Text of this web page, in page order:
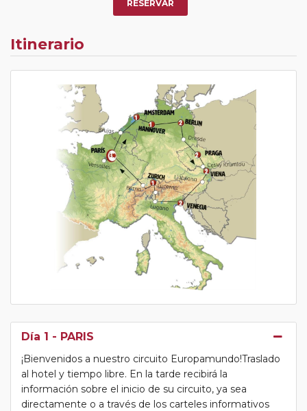
este circuito, en cualquier época del
año, ofrece a los pasajeros que ya hayan viajado con
nosotros en los últimos 3 años y que pertenezcan a
nuestro Club de Pasajeros (cuya obtención se realiza
o los que estén en luna de miel contarán con un
descuento del 5%.
RESERVAR
Itinerario
Día 1 - PARIS
¡Bienvenidos a nuestro circuito Europamundo!Traslado
al hotel y tiempo libre. En la tarde recibirá la
información sobre el inicio de su circuito, ya sea
directamente o a través de los carteles informativos